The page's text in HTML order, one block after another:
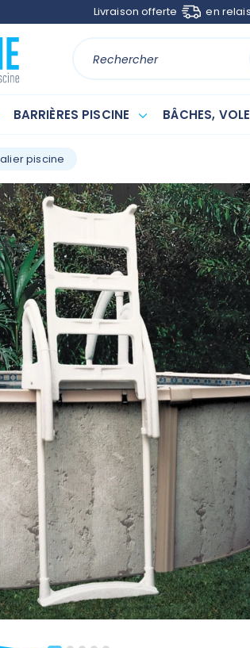
Livraison offerte en
BARRIÈRES PISCINE BÂCHES,
piscine